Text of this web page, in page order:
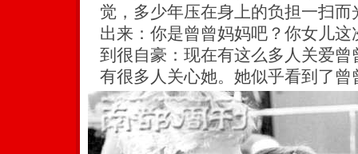
觉，多少年压在身上的负担一扫
出来：你是曾曾妈妈吧？你女儿
到很自豪：现在有这么多人关爱
有很多人关心她。她似乎看到了